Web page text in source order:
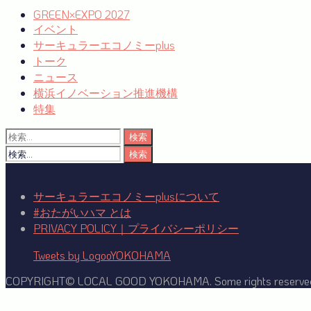
シ
ョ
ン
GREEN×EXPO 2027
イベント
サーキュラーエコノミーplus
トーク
ニュース
横浜イノベーション推進機構
特集
検
索:
検
サーキュラーエコノミーplusについて
#おたがいハマ とは
PRIVACY POLICY｜プライバシーポリシー
Tweets by LogooYOKOHAMA
COPYRIGHT© LOCAL GOOD YOKOHAMA. Some rights